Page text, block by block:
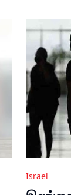
Israel